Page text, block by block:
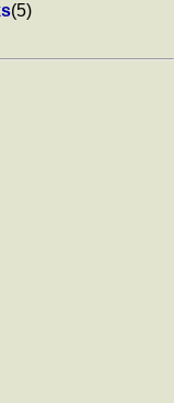
(5)